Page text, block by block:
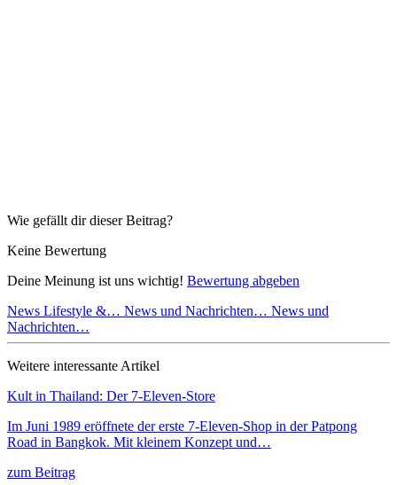
Wie gefällt dir dieser Beitrag?
Keine Bewertung
Deine Meinung ist uns wichtig! Bewertung abgeben
News Lifestyle &… News und Nachrichten… News und
Nachrichten…
Weitere interessante Artikel
Kult in Thailand: Der 7-Eleven-Store
Im Juni 1989 eröffnete der erste 7-Eleven-Shop in der Patpong
Road in Bangkok. Mit kleinem Konzept und…
zum Beitrag